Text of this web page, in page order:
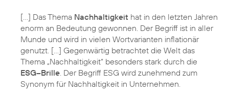
[…] Das Thema Nachhaltigkeit hat in den letzten Jahren
enorm an Bedeutung gewonnen. Der Begriff ist in aller
Munde und wird in vielen Wortvarianten inflationär
genutzt. […] Gegenwärtig betrachtet die Welt das
Thema „Nachhaltigkeit“ besonders stark durch die
ESG–Brille . Der Begriff ESG wird zunehmend zum
Synonym für Nachhaltigkeit in Unternehmen.